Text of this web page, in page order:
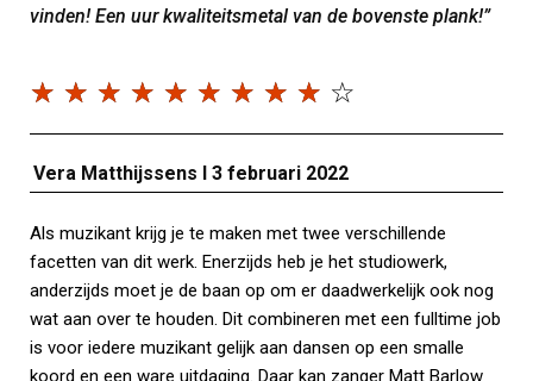
vinden! Een uur kwaliteitsmetal van de bovenste plank!”
☆ ☆ ☆ ☆ ☆ ☆ ☆ ☆ ☆ ☆
Vera Matthijssens I 3 februari 2022
Als muzikant krijg je te maken met twee verschillende
facetten van dit werk. Enerzijds heb je het studiowerk,
anderzijds moet je de baan op om er daadwerkelijk ook nog
wat aan over te houden. Dit combineren met een fulltime job
is voor iedere muzikant gelijk aan dansen op een smalle
koord en een ware uitdaging. Daar kan zanger Matt Barlow